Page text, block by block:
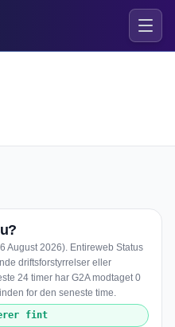
August 2026). Entireweb Status
driftsforstyrrelser eller
24 timer har G2A modtaget 0
for den seneste time.
fint